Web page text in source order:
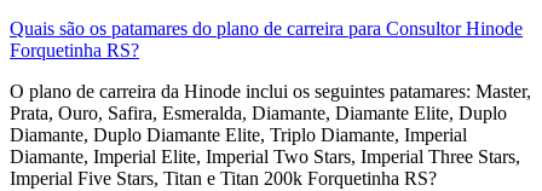
Quais são os patamares do plano de carreira para Consultor Hinode
Forquetinha RS?
O plano de carreira da Hinode inclui os seguintes patamares: Master,
Prata, Ouro, Safira, Esmeralda, Diamante, Diamante Elite, Duplo
Diamante, Duplo Diamante Elite, Triplo Diamante, Imperial
Diamante, Imperial Elite, Imperial Two Stars, Imperial Three Stars,
Imperial Five Stars, Titan e Titan 200k Forquetinha RS?